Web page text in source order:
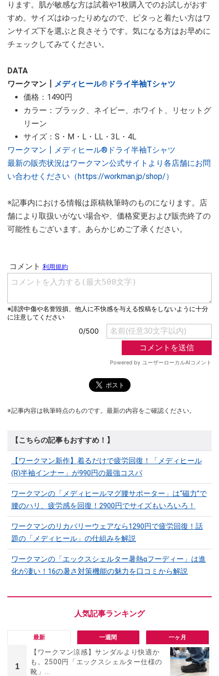
ります。肌が敏感な方は試着や1枚購入でのお試しがおす
すめ。サイズはゆったりめなので、ピタっと着たい方はワ
ンサイズ下を選ぶと良さそうです。気になる方はお早めに
チェックしてみてください。
DATA
ワークマン┃
メディヒール®ドライ半袖Tシャツ
価格：1490円
カラー：ブラック、ネイビー、ホワイト、リセットグ
リーン
サイズ：S・M・L・LL・3L・4L
ワークマン┃メディヒール®ドライ半袖Tシャツ
最新の販売状況はワークマン公式サイトより各店舗にお問
い合わせください（https://workman.jp/shop/）
※記事内における情報は原稿執筆時のものになります。店
舗により取扱いがない場合や、価格変更および販売終了の
可能性もございます。あらかじめご了承ください。
※記事内容は執筆時点のものです。最新の内容をご確認ください。
【こちらの記事もおすすめ！】
【ワークマン新作】着るだけで疲労回復！「メディヒール
(R)半袖インナー」が990円の最強コスパ
ワークマンの「メディヒールマグ腰サポーター」は“磁力”で
腰のハリ、疲労感を回復！2900円でサイズもいろいろ！
ワークマンのリカバリーウェアなら1290円で疲労回復！話
題の「メディヒール」の仕組みを解説
ワークマンの「エックスシェルター暑熱αフーディー」は進
化が凄い！16の暑さ対策機能の魅力を口コミから解説
最新 一週間 一ヶ月
1
【ワークマン涼感】サンダルより快適か
も。2500円「エックスシェルター仕様の
靴」...